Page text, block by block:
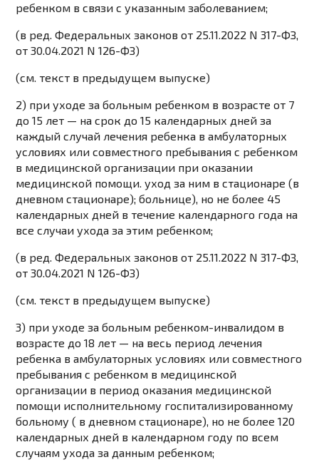
ребенком в связи с указанным заболеванием;
(в ред. Федеральных законов от 25.11.2022 N 317-ФЗ,
от 30.04.2021 N 126-ФЗ)
(см. текст в предыдущем выпуске)
2) при уходе за больным ребенком в возрасте от 7
до 15 лет — на срок до 15 календарных дней за
каждый случай лечения ребенка в амбулаторных
условиях или совместного пребывания с ребенком
в медицинской организации при оказании
медицинской помощи. уход за ним в стационаре (в
дневном стационаре); больнице), но не более 45
календарных дней в течение календарного года на
все случаи ухода за этим ребенком;
(в ред. Федеральных законов от 25.11.2022 N 317-ФЗ,
от 30.04.2021 N 126-ФЗ)
(см. текст в предыдущем выпуске)
3) при уходе за больным ребенком-инвалидом в
возрасте до 18 лет — на весь период лечения
ребенка в амбулаторных условиях или совместного
пребывания с ребенком в медицинской
организации в период оказания медицинской
помощи исполнительному госпитализированному
больному ( в дневном стационаре), но не более 120
календарных дней в календарном году по всем
случаям ухода за данным ребенком;